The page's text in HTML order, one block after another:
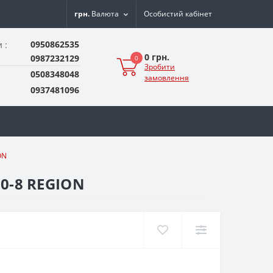
грн. Валюта Особистий кабінет
:
0950862535
0987232129
0508348048
0937481096
0 0 грн.
Зробити
замовлення
8 REGION